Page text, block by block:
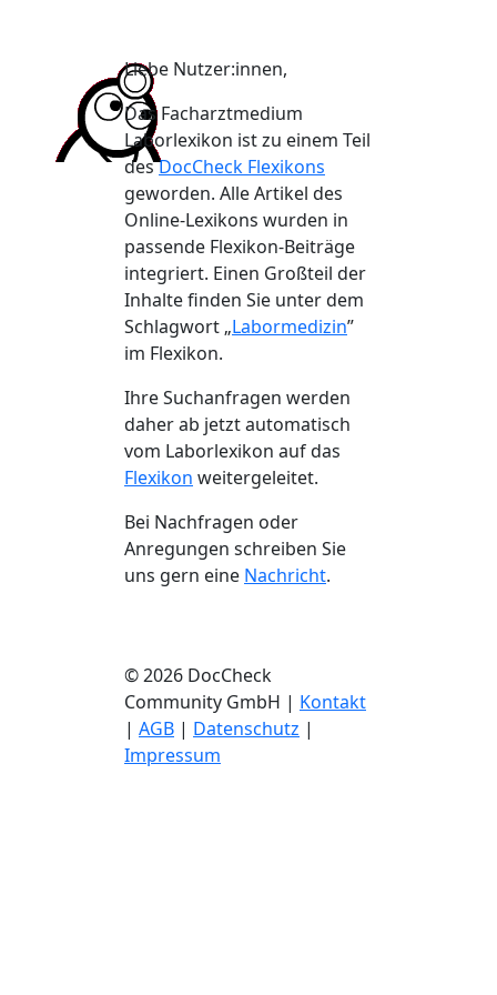
Liebe Nutzer:innen,
Das Facharztmedium
Laborlexikon ist zu einem Teil
desDocCheck Flexikons
geworden. Alle Artikel des
Online-Lexikons wurden in
passende Flexikon-Beiträge
integriert. Einen Großteil der
Inhalte finden Sie unter dem
Schlagwort „Labormedizin”
im Flexikon.
Ihre Suchanfragen werden
daher ab jetzt automatisch
vom Laborlexikon auf das
Flexikon weitergeleitet.
Bei Nachfragen oder
Anregungen schreiben Sie
uns gern eine Nachricht.
© 2026 DocCheck
Community GmbH | Kontakt
| AGB | Datenschutz |
Impressum